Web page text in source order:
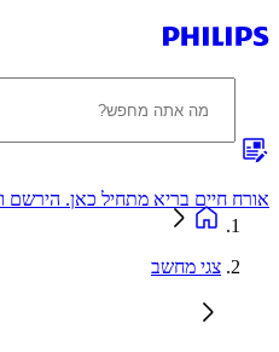
חיים בריא מתחיל כאן. הירשם וקבל
צגי מחשב